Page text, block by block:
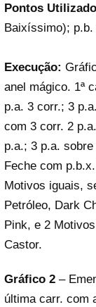
Pontos
Baixíssimo);
Execução:
anel mágico. 1ª
p.a. 3 corr.; 3
com 3 corr. 2
p.a.; 3 p.a.
Feche com
Motivos iguais,
Petróleo, Dark
Pink, e 2
Castor.
Gráfico 2 –
última carr. com